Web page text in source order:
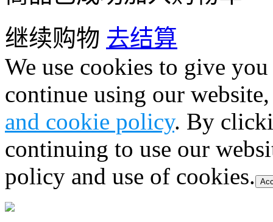
继续购物 去结算
We use cookies to give
continue using our
and cookie policy. By
continuing to use our
policy and use of cookies.